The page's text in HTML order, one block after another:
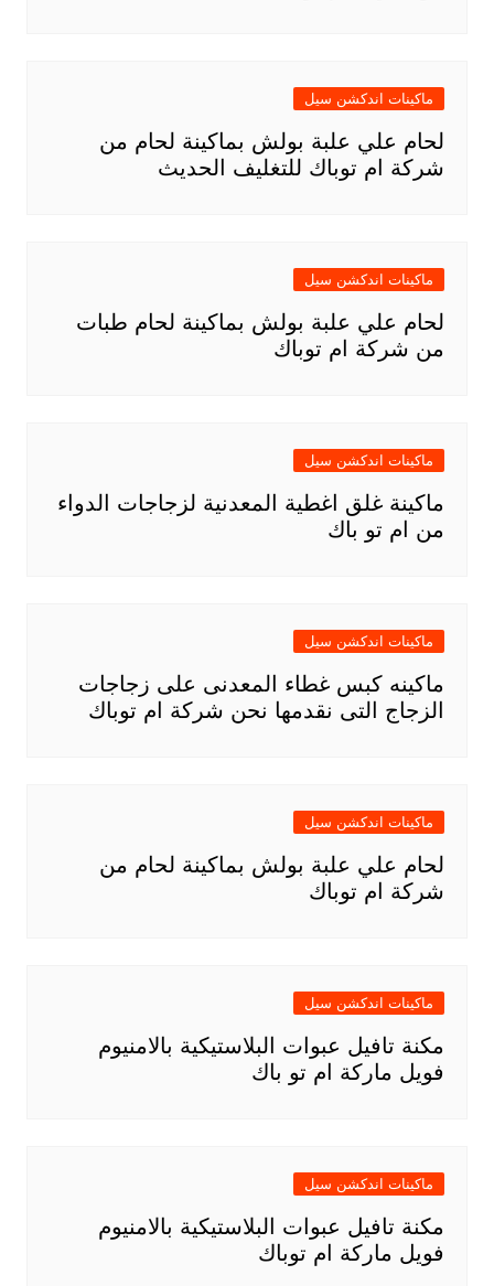
ماكينات اندكشن سيل
لحام علي علبة بولش بماكينة لحام من
شركة ام توباك للتغليف الحديث
ماكينات اندكشن سيل
لحام علي علبة بولش بماكينة لحام طبات
من شركة ام توباك
ماكينات اندكشن سيل
ماكينة غلق اغطية المعدنية لزجاجات الدواء
من ام تو باك
ماكينات اندكشن سيل
ماكينه كبس غطاء المعدنى على زجاجات
الزجاج التى نقدمها نحن شركة ام توباك
ماكينات اندكشن سيل
لحام علي علبة بولش بماكينة لحام من
شركة ام توباك
ماكينات اندكشن سيل
مكنة تافيل عبوات البلاستيكية بالامنيوم
فويل ماركة ام تو باك
ماكينات اندكشن سيل
مكنة تافيل عبوات البلاستيكية بالامنيوم
فويل ماركة ام توباك